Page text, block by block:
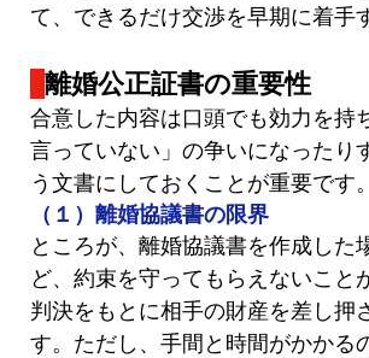
て、できるだけ交渉を早期に着手
離婚公正証書の重要性
合意した内容は口頭でも効力を持
言っていない」の争いになったり
う文書にしておくことが重要です。
（１）離婚協議書の限界
ところが、離婚協議書を作成し
ど、約束を守ってもらえないこと
判決をもとに相手の財産を差し押
す。ただし、手間と時間がかかる